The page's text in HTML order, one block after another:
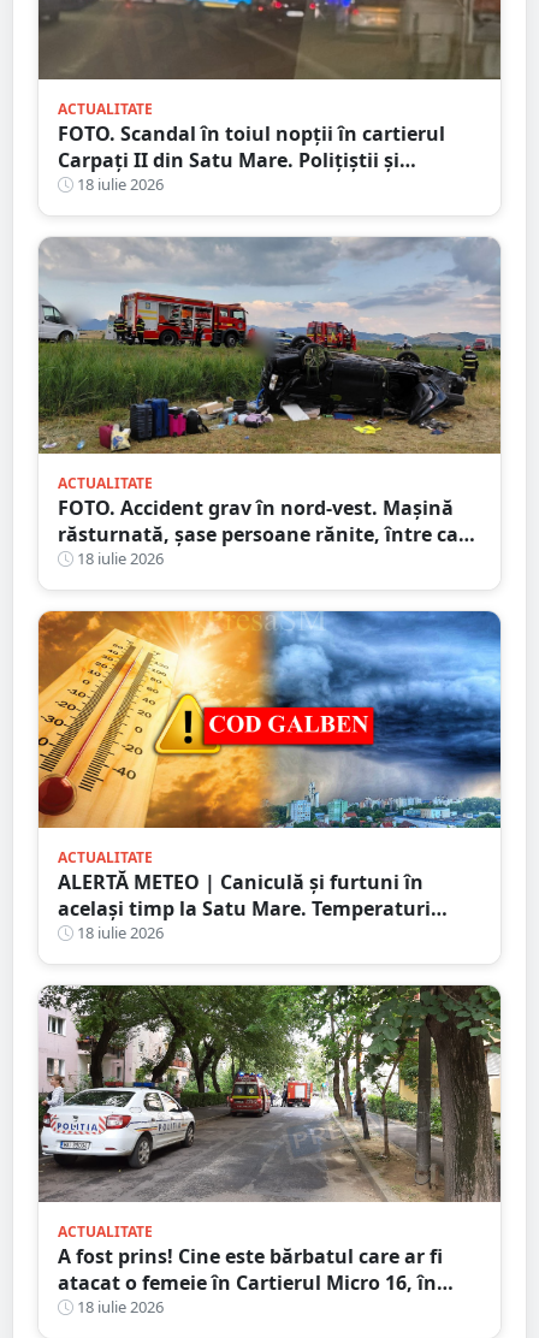
ACTUALITATE
FOTO. Scandal în toiul nopții în cartierul
Carpați II din Satu Mare. Polițiștii și
jandarmii au intervenit după un apel la 112
18 iulie 2026
ACTUALITATE
FOTO. Accident grav în nord-vest. Mașină
răsturnată, șase persoane rănite, între care
doi copii
18 iulie 2026
ACTUALITATE
ALERTĂ METEO | Caniculă și furtuni în
același timp la Satu Mare. Temperaturi
extreme și avertizări de vijelii și grindină
18 iulie 2026
ACTUALITATE
A fost prins! Cine este bărbatul care ar fi
atacat o femeie în Cartierul Micro 16, în
plină zi, pe stradă
18 iulie 2026